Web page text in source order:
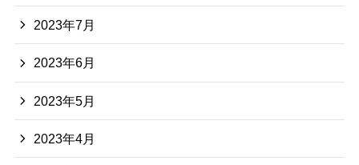
2023年7月
2023年6月
2023年5月
2023年4月